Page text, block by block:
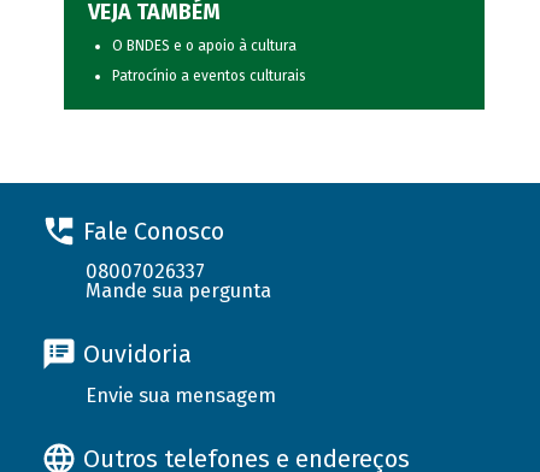
VEJA TAMBÉM
O BNDES e o apoio à cultura
Patrocínio a eventos culturais
Fale Conosco
08007026337
Mande sua pergunta
Ouvidoria
Envie sua mensagem
Outros telefones e endereços